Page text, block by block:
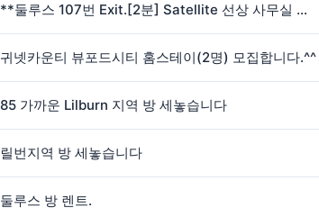
**둘루스 107번 Exit.[2분] Satellite 선상 사무실 방 렌트 합니다 (2 Available )
귀넷카운티 뷰포드시티 홈스테이(2명) 모집합니다.^^
85 가까운 Lilburn 지역 방 세놓습니다
릴번지역 방 세놓습니다
둘루스 방 렌트.